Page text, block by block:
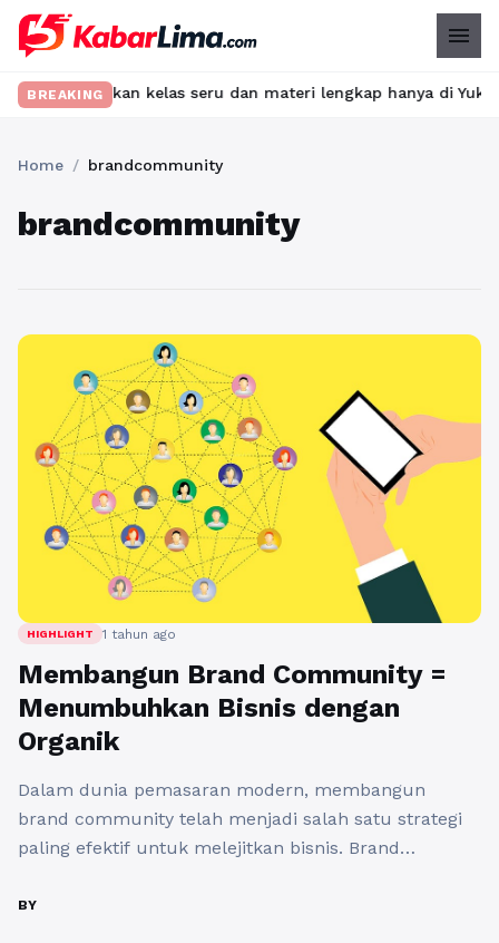
menu
BREAKING
Temukan kelas seru dan materi lengkap hanya di
Home / brandcommunity
brandcommunity
HIGHLIGHT 1 tahun ago
Membangun Brand Community =
Menumbuhkan Bisnis dengan
Organik
Dalam dunia pemasaran modern, membangun
brand community telah menjadi salah satu strategi
paling efektif untuk melejitkan bisnis. Brand
sekelompok individu yang berbagi minat dan nilai-
BY